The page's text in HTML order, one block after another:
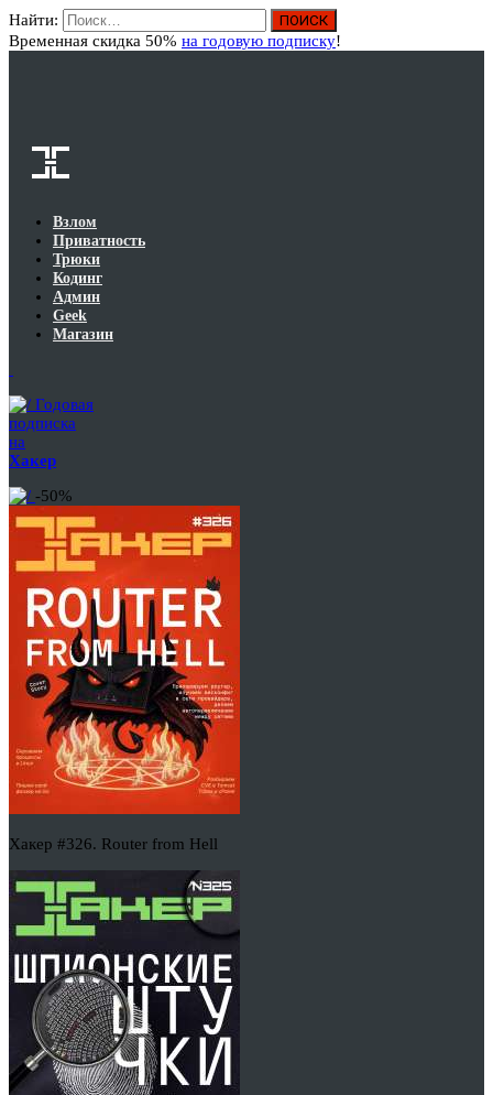
Найти:
Временная скидка 50% на годовую подписку!
Взлом
Приватность
Трюки
Кодинг
Админ
Geek
Магазин
Годовая
подписка
на
Хакер
-50%
Хакер #326. Router from Hell